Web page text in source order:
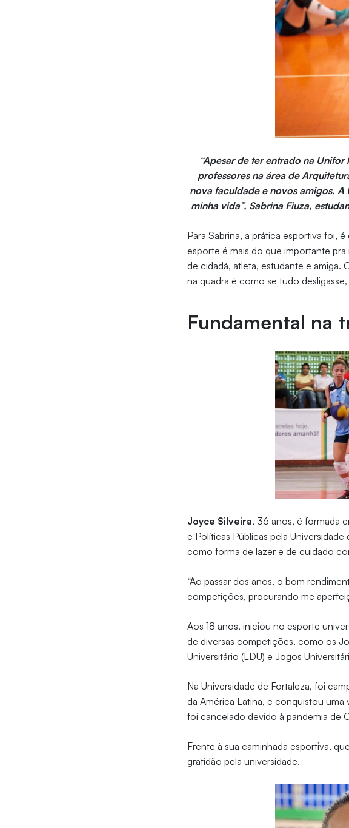
“Apesar de ter entrado na
professores na área de
nova faculdade e novos amigos.
minha vida”, Sabrina Fiuza,
Para Sabrina, a prática esportiva foi,
esporte é mais do que importante
de cidadã, atleta, estudante e
na quadra é como se tudo
Fundamental na
Joyce Silveira, 36 anos, é formada
e Políticas Públicas pela
como forma de lazer e de cuidado
“Ao passar dos anos, o bom
competições, procurando me
Aos 18 anos, iniciou no esporte
de diversas competições, como os
Universitário (LDU) e Jogos
Na Universidade de Fortaleza, foi
da América Latina, e conquistou
foi cancelado devido à pandemia de
Frente à sua caminhada esportiva,
gratidão pela universidade.